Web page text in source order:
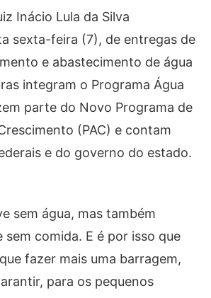
Inácio Lula da Silva
sexta-feira (7), de entregas de
e abastecimento de água
integram o Programa Água
parte do Novo Programa de
(PAC) e contam
e do governo do estado.
sem água, mas também
sem comida. E é por isso que
fazer mais uma barragem,
para os pequenos